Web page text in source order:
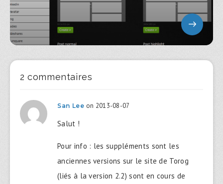
2 commentaires
San Lee on 2013-08-07
Salut !
Pour info : les suppléments sont les
anciennes versions sur le site de Torog
(liés à la version 2.2) sont en cours de